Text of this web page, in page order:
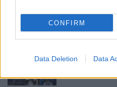
CONFIRM
Data Deletion Data
időben a társulat
hatszáz operát dirigált a
az elmúlt 49 év alatt.